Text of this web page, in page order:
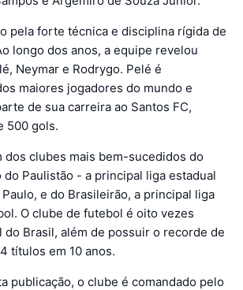
pela forte técnica e disciplina rígida de
longo dos anos, a equipe revelou
Neymar e Rodrygo. Pelé é
maiores jogadores do mundo e
de sua carreira ao Santos FC,
500 gols.
dos clubes mais bem-sucedidos do
Paulistão - a principal liga estadual
e do Brasileirão, a principal liga
O clube de futebol é oito vezes
do Brasil, além de possuir o recorde de
títulos em 10 anos.
publicação, o clube é comandado pelo